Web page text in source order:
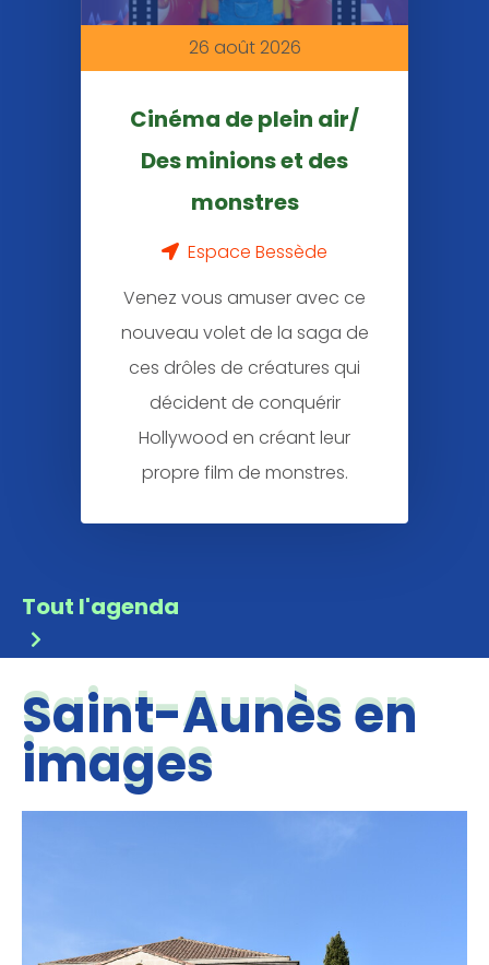
26 août 2026
Cinéma de plein air/
Des minions et des
monstres
Espace Bessède
Venez vous amuser avec ce
nouveau volet de la saga de
ces drôles de créatures qui
décident de conquérir
Hollywood en créant leur
propre film de monstres.
Tout l'agenda
Saint-Aunès en
images